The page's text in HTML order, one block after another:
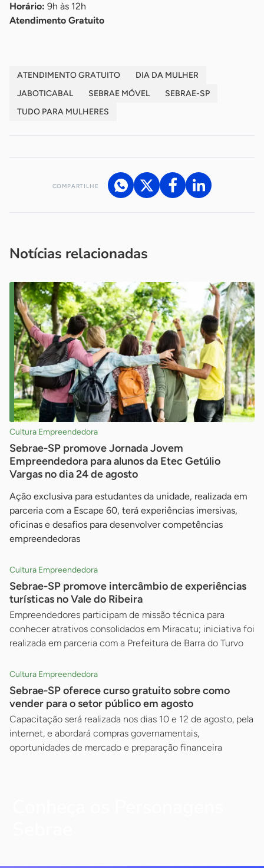
Horário: 9h às 12h
Atendimento Gratuito
ATENDIMENTO GRATUITO
DIA DA MULHER
JABOTICABAL
SEBRAE MÓVEL
SEBRAE-SP
TUDO PARA MULHERES
COMPARTILHE
Notícias relacionadas
Cultura Empreendedora
Sebrae-SP promove Jornada Jovem
Empreendedora para alunos da Etec Getúlio
Vargas no dia 24 de agosto
Ação exclusiva para estudantes da unidade, realizada em
parceria com a Escape 60, terá experiências imersivas,
oficinas e desafios para desenvolver competências
empreendedoras
Cultura Empreendedora
Sebrae-SP promove intercâmbio de experiências
turísticas no Vale do Ribeira
Empreendedores participam de missão técnica para
conhecer atrativos consolidados em Miracatu; iniciativa foi
realizada em parceria com a Prefeitura de Barra do Turvo
Cultura Empreendedora
Sebrae-SP oferece curso gratuito sobre como
vender para o setor público em agosto
Capacitação será realizada nos dias 10 e 12 de agosto, pela
internet, e abordará compras governamentais,
oportunidades de mercado e preparação financeira